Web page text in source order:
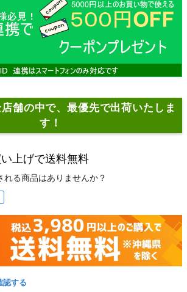
舗の中で、最優先で出荷いたしま
す！
上げで送料無料
る商品はありませんか？
認する